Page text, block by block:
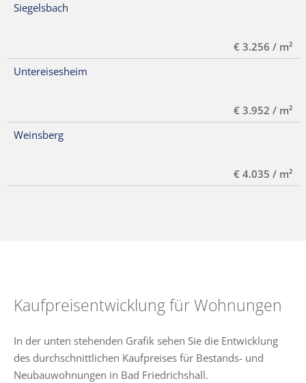
Siegelsbach
€ 3.256 / m²
Untereisesheim
€ 3.952 / m²
Weinsberg
€ 4.035 / m²
Kaufpreisentwicklung für Wohnungen
In der unten stehenden Grafik sehen Sie die Entwicklung
des durchschnittlichen Kaufpreises für Bestands- und
Neubauwohnungen in Bad Friedrichshall.